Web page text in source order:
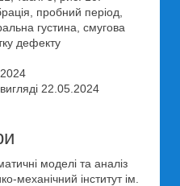
пробний період,
густина, смугова
дефекту
22.05.2024
моделі та аналіз
механічний інститут ім.